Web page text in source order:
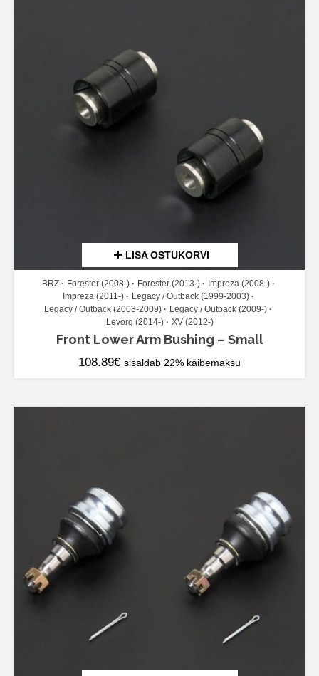
LISA OSTUKORVI
BRZ Forester (2008-) Forester (2013-)
Impreza (2008-)
Impreza (2011-)
Legacy / Outback (1999-2003)
Legacy / Outback (2003-2009)
Legacy / Outback (2009-)
Levorg (2014-)
XV (2012-)
Front Lower Arm Bushing – Small
108.89€ sisaldab 22% käibemaksu